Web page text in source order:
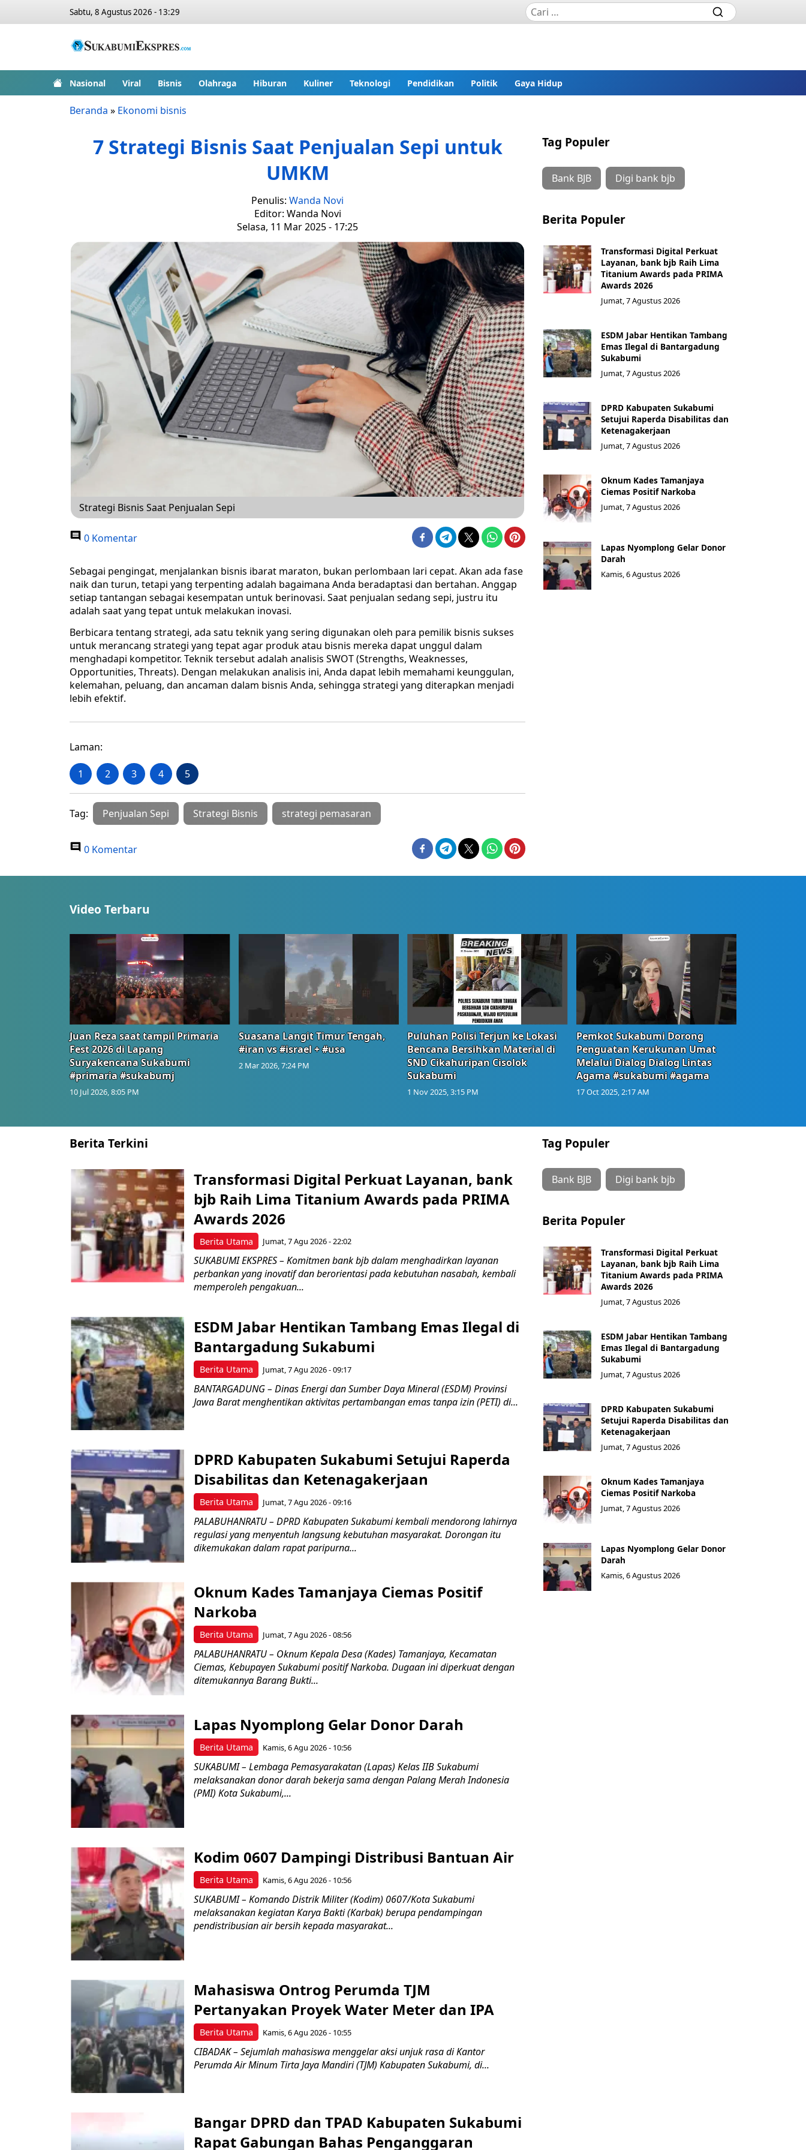
Sabtu, 8 Agustus 2026 - 13:29
Nasional Viral Bisnis Olahraga Hiburan Kuliner Teknologi Pendidikan Politik Gaya Hidup
Beranda » Ekonomi bisnis
7 Strategi Bisnis Saat Penjualan Sepi untuk
UMKM
Penulis: Wanda Novi
Editor: Wanda Novi
Selasa, 11 Mar 2025 - 17:25
Strategi Bisnis Saat Penjualan Sepi
0 Komentar
Sebagai pengingat, menjalankan bisnis ibarat maraton, bukan perlombaan lari cepat. Akan ada fase
naik dan turun, tetapi yang terpenting adalah bagaimana Anda beradaptasi dan bertahan. Anggap
setiap tantangan sebagai kesempatan untuk berinovasi. Saat penjualan sedang sepi, justru itu
adalah saat yang tepat untuk melakukan inovasi.
Berbicara tentang strategi, ada satu teknik yang sering digunakan oleh para pemilik bisnis sukses
untuk merancang strategi yang tepat agar produk atau bisnis mereka dapat unggul dalam
menghadapi kompetitor. Teknik tersebut adalah analisis SWOT (Strengths, Weaknesses,
Opportunities, Threats). Dengan melakukan analisis ini, Anda dapat lebih memahami keunggulan,
kelemahan, peluang, dan ancaman dalam bisnis Anda, sehingga strategi yang diterapkan menjadi
lebih efektif.
Laman:
1 2 3 4 5
Tag: Penjualan Sepi Strategi Bisnis strategi pemasaran
0 Komentar
Tag Populer
Bank BJB Digi bank bjb
Berita Populer
Transformasi Digital Perkuat
Layanan, bank bjb Raih Lima
Titanium Awards pada PRIMA
Awards 2026
Jumat, 7 Agustus 2026
ESDM Jabar Hentikan Tambang
Emas Ilegal di Bantargadung
Sukabumi
Jumat, 7 Agustus 2026
DPRD Kabupaten Sukabumi
Setujui Raperda Disabilitas dan
Ketenagakerjaan
Jumat, 7 Agustus 2026
Oknum Kades Tamanjaya
Ciemas Positif Narkoba
Jumat, 7 Agustus 2026
Lapas Nyomplong Gelar Donor
Darah
Kamis, 6 Agustus 2026
Video Terbaru
Juan Reza saat tampil Primaria
Fest 2026 di Lapang
Suryakencana Sukabumi
#primaria #sukabumj
10 Jul 2026, 8:05 PM
Suasana Langit Timur Tengah,
#iran vs #israel + #usa
2 Mar 2026, 7:24 PM
Puluhan Polisi Terjun ke Lokasi
Bencana Bersihkan Material di
SND Cikahuripan Cisolok
Sukabumi
1 Nov 2025, 3:15 PM
Pemkot Sukabumi Dorong
Penguatan Kerukunan Umat
Melalui Dialog Dialog Lintas
Agama #sukabumi #agama
17 Oct 2025, 2:17 AM
Berita Terkini
Berita Utama
Transformasi Digital Perkuat Layanan, bank
bjb Raih Lima Titanium Awards pada PRIMA
Awards 2026
Jumat, 7 Agu 2026 - 22:02
SUKABUMI EKSPRES – Komitmen bank bjb dalam menghadirkan layanan
perbankan yang inovatif dan berorientasi pada kebutuhan nasabah, kembali
memperoleh pengakuan...
Berita Utama
ESDM Jabar Hentikan Tambang Emas Ilegal di
Bantargadung Sukabumi
Jumat, 7 Agu 2026 - 09:17
BANTARGADUNG – Dinas Energi dan Sumber Daya Mineral (ESDM) Provinsi
Jawa Barat menghentikan aktivitas pertambangan emas tanpa izin (PETI) di...
Berita Utama
DPRD Kabupaten Sukabumi Setujui Raperda
Disabilitas dan Ketenagakerjaan
Jumat, 7 Agu 2026 - 09:16
PALABUHANRATU – DPRD Kabupaten Sukabumi kembali mendorong lahirnya
regulasi yang menyentuh langsung kebutuhan masyarakat. Dorongan itu
dikemukakan dalam rapat paripurna...
Berita Utama
Oknum Kades Tamanjaya Ciemas Positif
Narkoba
Jumat, 7 Agu 2026 - 08:56
PALABUHANRATU – Oknum Kepala Desa (Kades) Tamanjaya, Kecamatan
Ciemas, Kebupayen Sukabumi positif Narkoba. Dugaan ini diperkuat dengan
ditemukannya Barang Bukti...
Berita Utama
Lapas Nyomplong Gelar Donor Darah
Kamis, 6 Agu 2026 - 10:56
SUKABUMI – Lembaga Pemasyarakatan (Lapas) Kelas IIB Sukabumi
melaksanakan donor darah bekerja sama dengan Palang Merah Indonesia
(PMI) Kota Sukabumi,...
Berita Utama
Kodim 0607 Dampingi Distribusi Bantuan Air
Kamis, 6 Agu 2026 - 10:56
SUKABUMI – Komando Distrik Militer (Kodim) 0607/Kota Sukabumi
melaksanakan kegiatan Karya Bakti (Karbak) berupa pendampingan
pendistribusian air bersih kepada masyarakat...
Berita Utama
Mahasiswa Ontrog Perumda TJM
Pertanyakan Proyek Water Meter dan IPA
Kamis, 6 Agu 2026 - 10:55
CIBADAK – Sejumlah mahasiswa menggelar aksi unjuk rasa di Kantor
Perumda Air Minum Tirta Jaya Mandiri (TJM) Kabupaten Sukabumi, di...
Bangar DPRD dan TPAD Kabupaten Sukabumi
Rapat Gabungan Bahas Penganggaran
Tag Populer
Bank BJB Digi bank bjb
Berita Populer
Transformasi Digital Perkuat
Layanan, bank bjb Raih Lima
Titanium Awards pada PRIMA
Awards 2026
Jumat, 7 Agustus 2026
ESDM Jabar Hentikan Tambang
Emas Ilegal di Bantargadung
Sukabumi
Jumat, 7 Agustus 2026
DPRD Kabupaten Sukabumi
Setujui Raperda Disabilitas dan
Ketenagakerjaan
Jumat, 7 Agustus 2026
Oknum Kades Tamanjaya
Ciemas Positif Narkoba
Jumat, 7 Agustus 2026
Lapas Nyomplong Gelar Donor
Darah
Kamis, 6 Agustus 2026